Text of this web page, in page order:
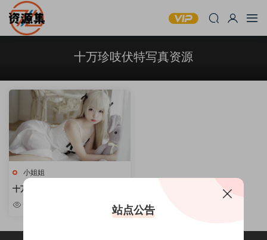
十万珍吱伏特写真资源
小姐姐
十万珍吱伏特 – 写真资源合集 [持
续更新]
站点公告